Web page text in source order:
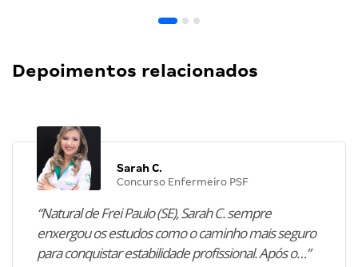
Depoimentos relacionados
Sarah C.
Concurso Enfermeiro PSF
“Natural de Frei Paulo (SE), Sarah C. sempre
enxergou os estudos como o caminho mais seguro
para conquistar estabilidade profissional. Após o…”